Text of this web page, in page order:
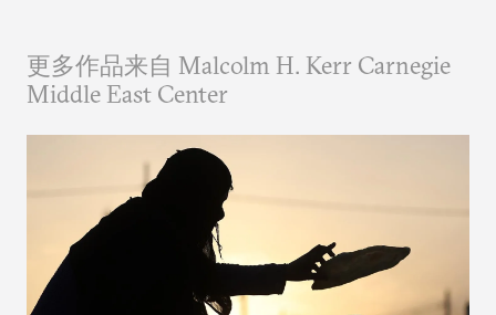
更多作品来自 Malcolm H. Kerr Carnegie
Middle East Center